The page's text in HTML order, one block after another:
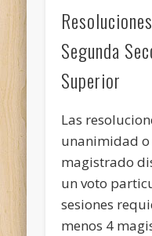
Segunda
Superior
Las
unanimidad o
magistrado
un voto
sesiones
menos 4